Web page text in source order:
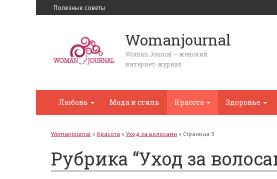
Полезные советы
Womanjournal
Woman Journal — женский
интернет-журнал
Любовь Мода и стиль Красота Здоровье
Womanjournal » Красота » Уход за волосами » Страница 3
Рубрика “Уход за